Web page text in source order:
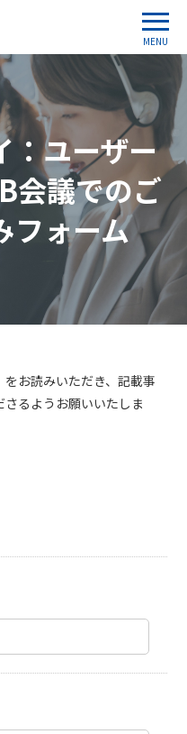
MENU
：ユーザー
会議でのご
フォーム
をお読みいただき、記載事
るようお願いいたしま